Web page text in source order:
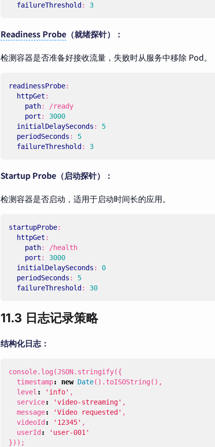
failureThreshold: 3
Readiness Probe （就绪探针）：
检测容器是否准备好接收流量，失败时从服务中移除 Pod。
readinessProbe:
httpGet :
path:
/ready
port :
3000
initialDelaySeconds :
5
periodSeconds :
5
failureThreshold: 3
Startup Probe（启动探针）：
检测容器是否启动，适用于启动时间长的应用。
startupProbe:
httpGet :
path:
/health
port :
3000
initialDelaySeconds :
0
periodSeconds :
5
failureThreshold: 30
11.3 日志记录策略
结构化日志：
console. log(JSON. stringify({
timestamp: new Date(). toISOString(),
level : 'info' ,
service: 'video-streaming' ,
message: 'Video requested' ,
videoId: '12345' ,
userId:
'user-001'
}));